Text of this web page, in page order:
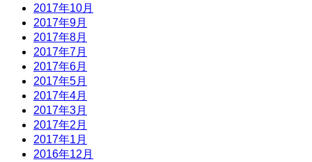
2017年10月
2017年9月
2017年8月
2017年7月
2017年6月
2017年5月
2017年4月
2017年3月
2017年2月
2017年1月
2016年12月